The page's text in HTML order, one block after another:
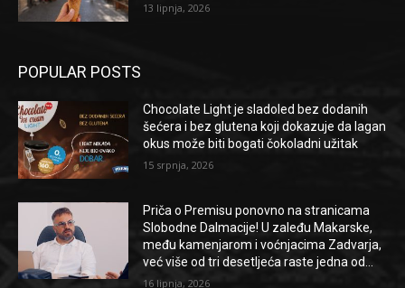
13 lipnja, 2026
POPULAR POSTS
Chocolate Light je sladoled bez dodanih
šećera i bez glutena koji dokazuje da lagan
okus može biti bogati čokoladni užitak
15 srpnja, 2026
Priča o Premisu ponovno na stranicama
Slobodne Dalmacije! U zaleđu Makarske,
među kamenjarom i voćnjacima Zadvarja,
već više od tri desetljeća raste jedna od...
16 lipnja, 2026